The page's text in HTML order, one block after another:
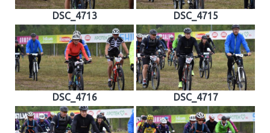
DSC_4713 DSC_4715
DSC_4716 DSC_4717